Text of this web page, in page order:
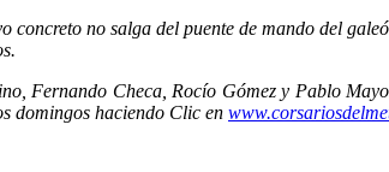
no salga del puente de mando del
Fernando Checa, Rocío Gómez y Pablo
domingos haciendo Clic en